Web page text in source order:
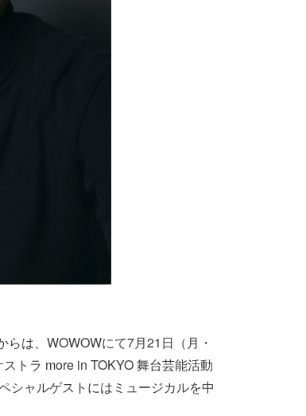
は、WOWOWにて7月21日（月・
トラ more in TOKYO 舞台芸能活動
シャルゲストにはミュージカルを中